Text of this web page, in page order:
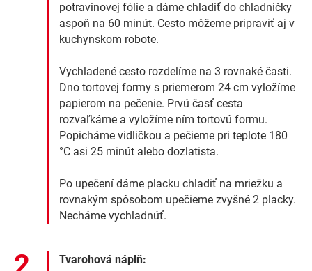
potravinovej fólie a dáme chladiť do chladničky
aspoň na 60 minút. Cesto môžeme pripraviť aj v
kuchynskom robote.
Vychladené cesto rozdelíme na 3 rovnaké časti.
Dno tortovej formy s priemerom 24 cm vyložíme
papierom na pečenie. Prvú časť cesta
rozvaľkáme a vyložíme ním tortovú formu.
Popicháme vidličkou a pečieme pri teplote 180
°C asi 25 minút alebo dozlatista.
Po upečení dáme placku chladiť na mriežku a
rovnakým spôsobom upečieme zvyšné 2 placky.
Necháme vychladnúť.
Tvarohová náplň: